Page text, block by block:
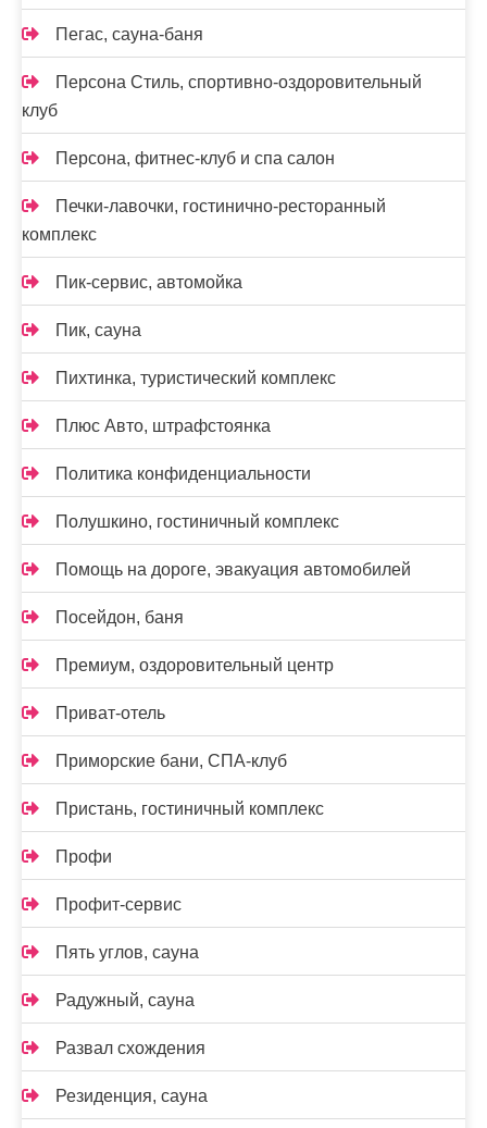
Пегас, сауна-баня
Персона Стиль, спортивно-оздоровительный
клуб
Персона, фитнес-клуб и спа салон
Печки-лавочки, гостинично-ресторанный
комплекс
Пик-сервис, автомойка
Пик, сауна
Пихтинка, туристический комплекс
Плюс Авто, штрафстоянка
Политика конфиденциальности
Полушкино, гостиничный комплекс
Помощь на дороге, эвакуация автомобилей
Посейдон, баня
Премиум, оздоровительный центр
Приват-отель
Приморские бани, СПА-клуб
Пристань, гостиничный комплекс
Профи
Профит-сервис
Пять углов, сауна
Радужный, сауна
Развал схождения
Резиденция, сауна